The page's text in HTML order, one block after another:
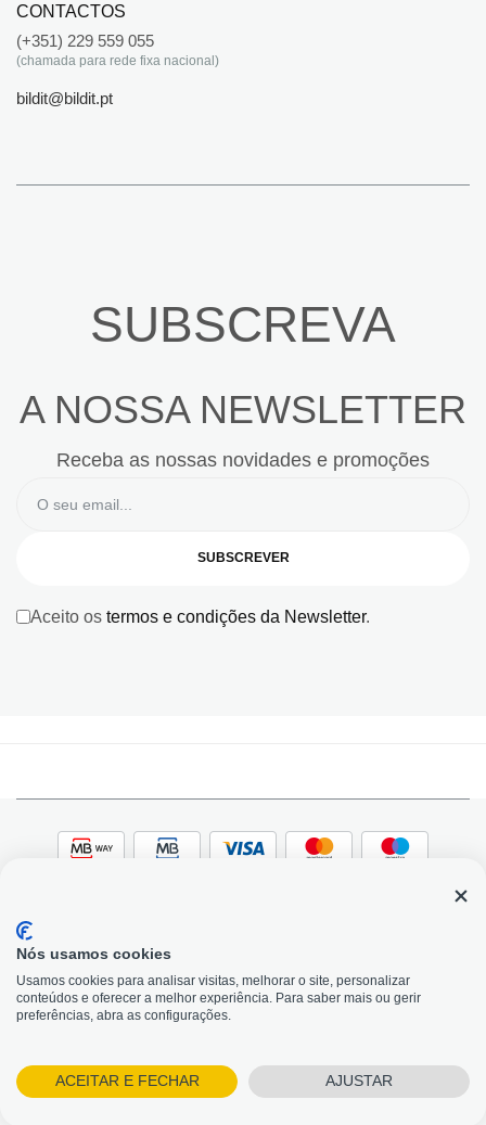
CONTACTOS
(+351) 229 559 055
(chamada para rede fixa nacional)
bildit@bildit.pt
SUBSCREVA
A NOSSA NEWSLETTER
Receba as nossas novidades e promoções
SUBSCREVER
Aceito os termos e condições da Newsletter.
© 2026, Bildit. Todos os direitos reservados | Powered
by Toogas, with
Magento
Precisa de Ajuda?
Nós usamos cookies
Usamos cookies para analisar visitas, melhorar o site, personalizar
conteúdos e oferecer a melhor experiência. Para saber mais ou gerir
preferências, abra as configurações.
ACEITAR E FECHAR AJUSTAR